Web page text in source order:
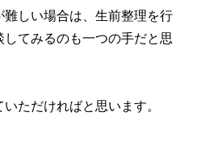
しい場合は、生前整理を行
てみるのも一つの手だと思
ただければと思います。